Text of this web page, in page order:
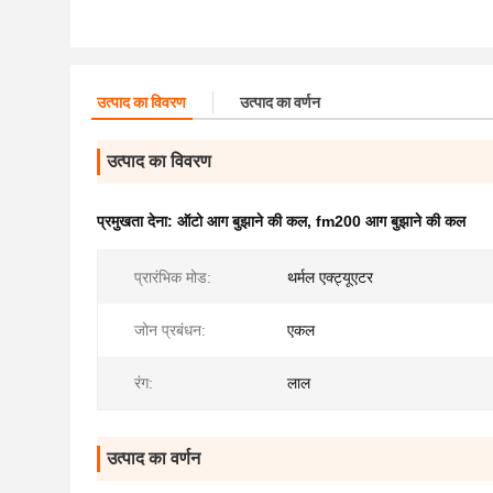
उत्पाद का विवरण उत्पाद का वर्णन
उत्पाद का विवरण
प्रमुखता देना: ऑटो आग बुझाने की कल, fm200 आग बुझाने की कल
प्रारंभिक मोड: थर्मल एक्ट्यूएटर
जोन प्रबंधन: एकल
रंग: लाल
उत्पाद का वर्णन